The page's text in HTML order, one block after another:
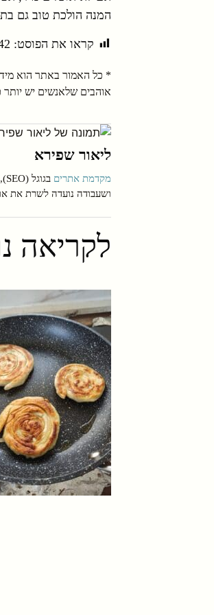
המנה הולכת טוב גם
קראו את הפוסט:
* כל האמור באתר הוא מידע
אוהבים שלאנשים יש יותר
ליאור שפירא
מקדמת אתרים
ושעבודה נועדה לשרת את
לקריאה